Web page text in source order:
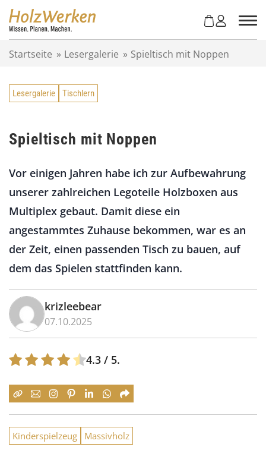
Startseite » Lesergalerie » Spieltisch mit Noppen
Lesergalerie Tischlern
Spieltisch mit Noppen
Vor einigen Jahren habe ich zur Aufbewahrung
unserer zahlreichen Legoteile Holzboxen aus
Multiplex gebaut. Damit diese ein
angestammtes Zuhause bekommen, war es an
der Zeit, einen passenden Tisch zu bauen, auf
dem das Spielen stattfinden kann.
krizleebear
07.10.2025
4.3 / 5.
Kinderspielzeug Massivholz